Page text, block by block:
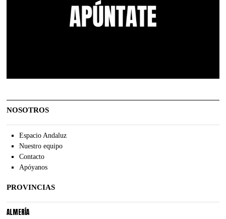
NOSOTROS
Espacio Andaluz
Nuestro equipo
Contacto
Apóyanos
PROVINCIAS
ALMERÍA